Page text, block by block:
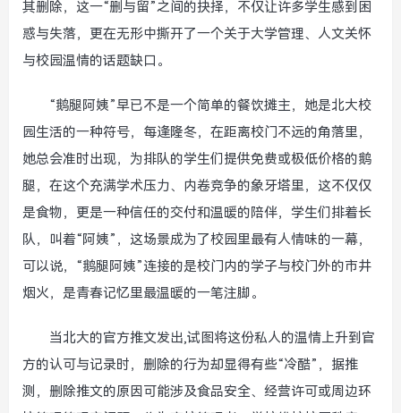
其删除，这一“删与留”之间的抉择，不仅让许多学生感到困
惑与失落，更在无形中撕开了一个关于大学管理、人文关怀
与校园温情的话题缺口。
“鹅腿阿姨”早已不是一个简单的餐饮摊主，她是北大校
园生活的一种符号，每逢隆冬，在距离校门不远的角落里，
她总会准时出现，为排队的学生们提供免费或极低价格的鹅
腿，在这个充满学术压力、内卷竞争的象牙塔里，这不仅仅
是食物，更是一种信任的交付和温暖的陪伴，学生们排着长
队，叫着“阿姨”，这场景成为了校园里最有人情味的一幕，
可以说，“鹅腿阿姨”连接的是校门内的学子与校门外的市井
烟火，是青春记忆里最温暖的一笔注脚。
当北大的官方推文发出,试图将这份私人的温情上升到官
方的认可与记录时，删除的行为却显得有些“冷酷”，据推
测，删除推文的原因可能涉及食品安全、经营许可或周边环